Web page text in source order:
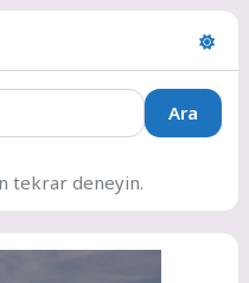
Ara
tekrar deneyin.